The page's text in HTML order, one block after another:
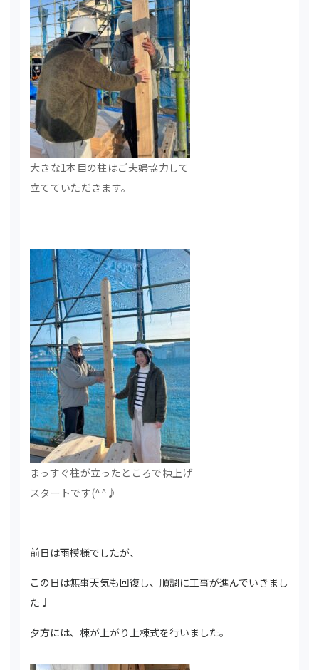
大きな1本目の柱はご夫婦協力して
立てていただきます。
まっすぐ柱が立ったところで棟上げ
スタートです(^^♪
前日は雨模様でしたが、
この日は無事天気も回復し、順調に工事が進んでいきまし
た♩
夕方には、棟が上がり上棟式を行いました。